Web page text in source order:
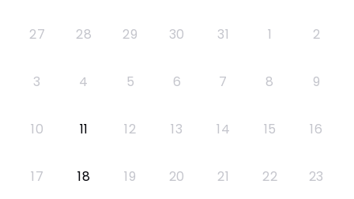
27 28 29 30 31 1 2
3 4 5 6 7 8 9
10 11 12 13 14 15 16
17 18 19 20 21 22 23